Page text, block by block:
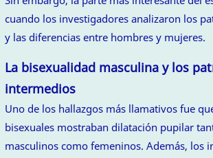
cuando los investigadores analizaron los
y las diferencias entre hombres y mujeres.
La bisexualidad masculina y los
intermedios
Uno de los hallazgos más llamativos fue
bisexuales mostraban dilatación pupilar
masculinos como femeninos. Además, los